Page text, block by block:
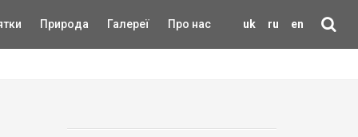
uk ru en
Природа Галереї Про нас